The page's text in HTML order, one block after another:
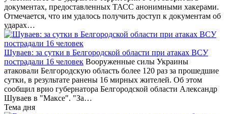
документах, предоставленных ТАСС анонимными хакерами.
Отмечается, что им удалось получить доступ к документам об
ударах…
Шуваев: за сутки в Белгородской области при атаках ВСУ
пострадали 16 человек Вооруженные силы Украины
атаковали Белгородскую область более 120 раз за прошедшие
сутки, в результате ранены 16 мирных жителей. Об этом
сообщил врио губернатора Белгородской области Александр
Шуваев в "Максе". "За…
Тема дня